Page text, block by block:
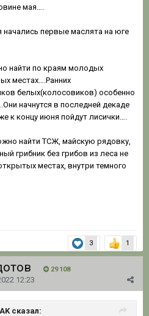
мая….
начались первые маслята на юге
найти по краям молодых
местах….Ранних
белых(колосовиков) особенно
начнутся в последней декаде
к концу июня пойдут лисички….
найти ТСЖ, майскую рядовку,
грибник без грибов из леса не
местах, внутри темного
3 1
29 108
12:23
сказал: